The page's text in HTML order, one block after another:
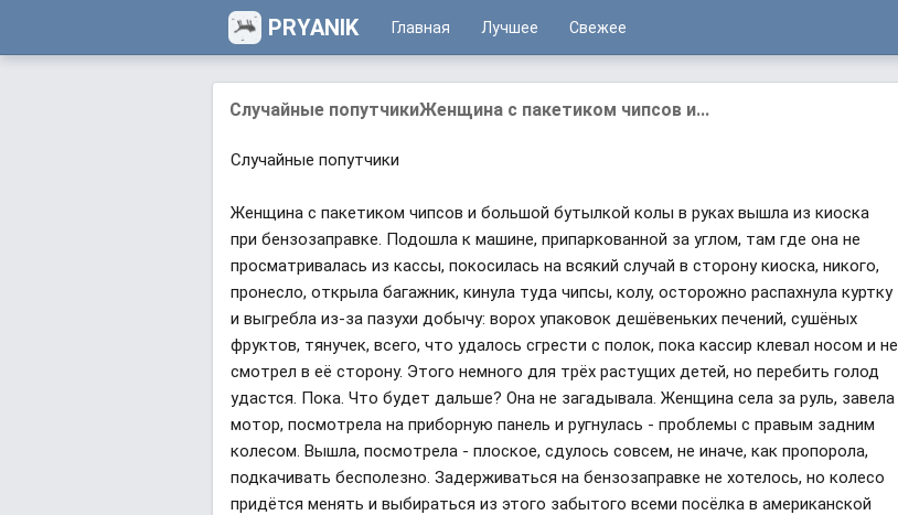
PRYANIK Главная Лучшее Свежее
Случайные попутчикиЖенщина с пакетиком чипсов и...
Случайные попутчики
Женщина с пакетиком чипсов и большой бутылкой колы в руках вышла из киоска
при бензозаправке. Подошла к машине, припаркованной за углом, там где она не
просматривалась из кассы, покосилась на всякий случай в сторону киоска, никого,
пронесло, открыла багажник, кинула туда чипсы, колу, осторожно распахнула куртку
и выгребла из-за пазухи добычу: ворох упаковок дешёвеньких печений, сушёных
фруктов, тянучек, всего, что удалось сгрести с полок, пока кассир клевал носом и не
смотрел в её сторону. Этого немного для трёх растущих детей, но перебить голод
удастся. Пока. Что будет дальше? Она не загадывала. Женщина села за руль, завела
мотор, посмотрела на приборную панель и ругнулась - проблемы с правым задним
колесом. Вышла, посмотрела - плоское, сдулось совсем, не иначе, как пропорола,
подкачивать бесполезно. Задерживаться на бензозаправке не хотелось, но колесо
придётся менять и выбираться из этого забытого всеми посёлка в американской